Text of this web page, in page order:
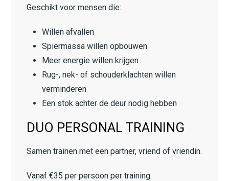
Geschikt voor mensen die:
Willen afvallen
Spiermassa willen opbouwen
Meer energie willen krijgen
Rug-, nek- of schouderklachten willen
verminderen
Een stok achter de deur nodig hebben
DUO PERSONAL TRAINING
Samen trainen met een partner, vriend of vriendin.
Vanaf €35 per persoon per training.